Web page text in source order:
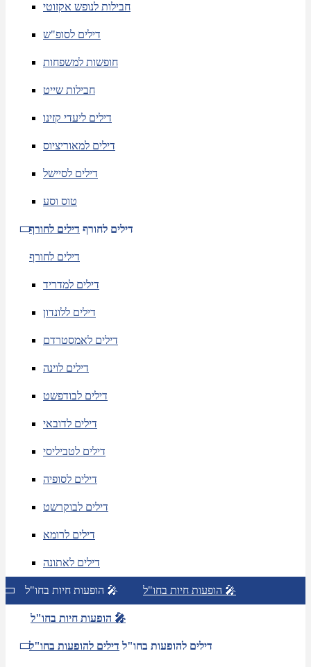
חבילות לנופש אקזוטי
דילים לסופ"ש
חופשות למשפחות
חבילות שייט
דילים ליעדי קזינו
דילים למאוריציוס
דילים לסיישל
טוס וסע
דילים לחורף דילים לחורף
דילים לחורף
דילים למדריד
דילים ללונדון
דילים לאמסטרדם
דילים לוינה
דילים לבודפשט
דילים לדובאי
דילים לטביליסי
דילים לסופיה
דילים לבוקרשט
דילים לרומא
דילים לאתונה
הופעות חיות בחו"ל 🎤 הופעות חיות בחו"ל 🎤
הופעות חיות בחו"ל 🎤
דילים להופעות בחו"ל דילים להופעות בחו"ל